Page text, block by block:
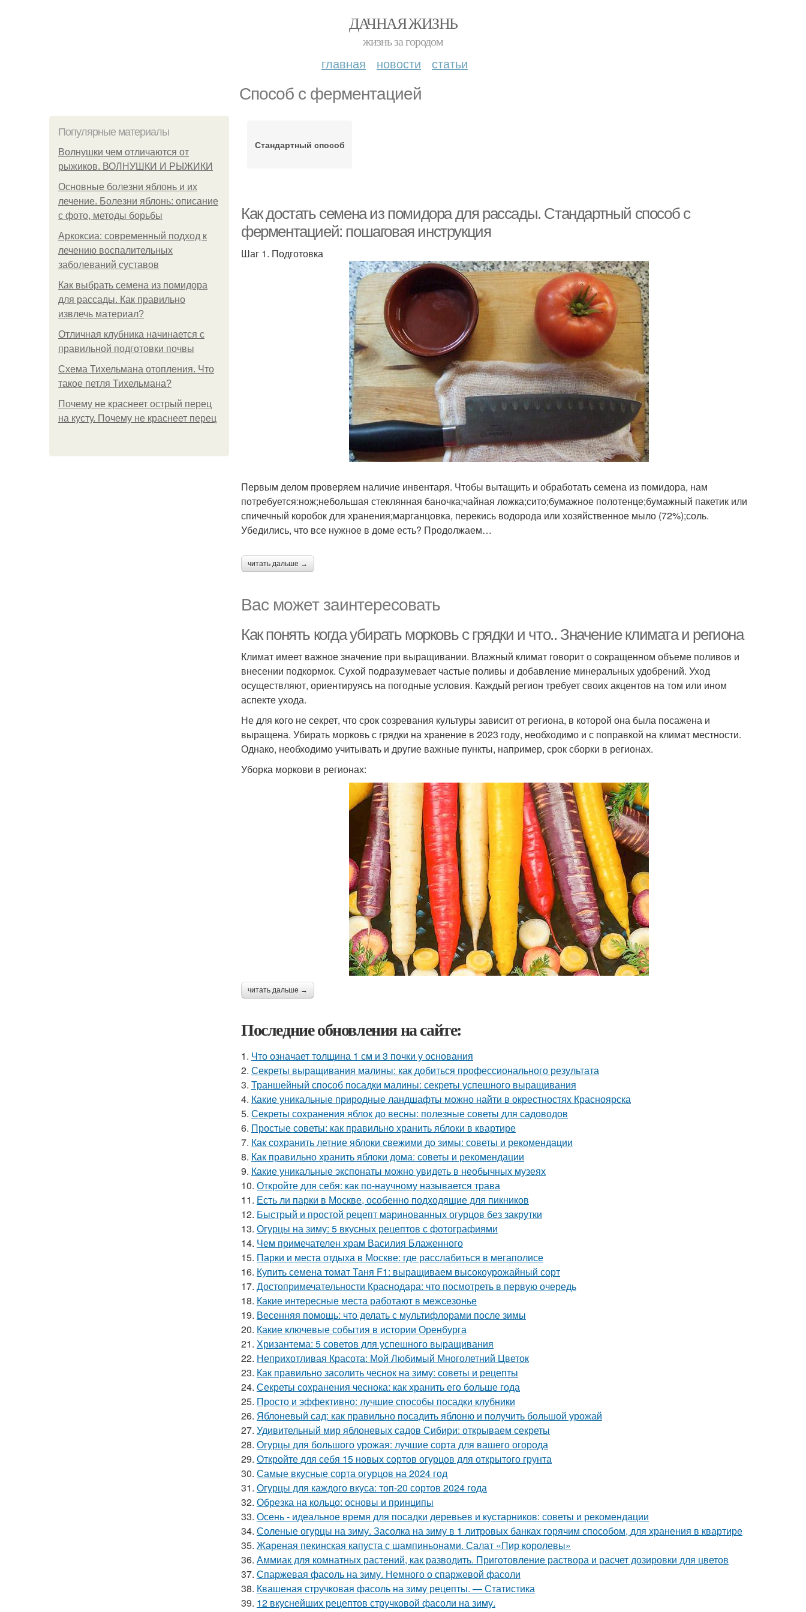
ДАЧНАЯ ЖИЗНЬ
жизнь за городом
главная новости статьи
Способ с ферментацией
Популярные материалы
Волнушки чем отличаются от
рыжиков. ВОЛНУШКИ И РЫЖИКИ
Основные болезни яблонь и их
лечение. Болезни яблонь: описание
с фото, методы борьбы
Аркоксиа: современный подход к
лечению воспалительных
заболеваний суставов
Как выбрать семена из помидора
для рассады. Как правильно
извлечь материал?
Отличная клубника начинается с
правильной подготовки почвы
Схема Тихельмана отопления. Что
такое петля Тихельмана?
Почему не краснеет острый перец
на кусту. Почему не краснеет перец
Стандартный способ
Как достать семена из помидора для рассады. Стандартный способ с
ферментацией: пошаговая инструкция
Шаг 1. Подготовка
Первым делом проверяем наличие инвентаря. Чтобы вытащить и обработать семена из помидора, нам
потребуется:нож;небольшая стеклянная баночка;чайная ложка;сито;бумажное полотенце;бумажный пакетик или
спичечный коробок для хранения;марганцовка, перекись водорода или хозяйственное мыло (72%);соль.
Убедились, что все нужное в доме есть? Продолжаем…
читать дальше →
Вас может заинтересовать
Как понять когда убирать морковь с грядки и что.. Значение климата и региона
Климат имеет важное значение при выращивании. Влажный климат говорит о сокращенном объеме поливов и
внесении подкормок. Сухой подразумевает частые поливы и добавление минеральных удобрений. Уход
осуществляют, ориентируясь на погодные условия. Каждый регион требует своих акцентов на том или ином
аспекте ухода.
Не для кого не секрет, что срок созревания культуры зависит от региона, в которой она была посажена и
выращена. Убирать морковь с грядки на хранение в 2023 году, необходимо и с поправкой на климат местности.
Однако, необходимо учитывать и другие важные пункты, например, срок сборки в регионах.
Уборка моркови в регионах:
читать дальше →
Последние обновления на сайте:
1. Что означает толщина 1 см и 3 почки у основания
2. Секреты выращивания малины: как добиться профессионального результата
3. Траншейный способ посадки малины: секреты успешного выращивания
4. Какие уникальные природные ландшафты можно найти в окрестностях Красноярска
5. Секреты сохранения яблок до весны: полезные советы для садоводов
6. Простые советы: как правильно хранить яблоки в квартире
7. Как сохранить летние яблоки свежими до зимы: советы и рекомендации
8. Как правильно хранить яблоки дома: советы и рекомендации
9. Какие уникальные экспонаты можно увидеть в необычных музеях
10. Откройте для себя: как по-научному называется трава
11. Есть ли парки в Москве, особенно подходящие для пикников
12. Быстрый и простой рецепт маринованных огурцов без закрутки
13. Огурцы на зиму: 5 вкусных рецептов с фотографиями
14. Чем примечателен храм Василия Блаженного
15. Парки и места отдыха в Москве: где расслабиться в мегаполисе
16. Купить семена томат Таня F1: выращиваем высокоурожайный сорт
17. Достопримечательности Краснодара: что посмотреть в первую очередь
18. Какие интересные места работают в межсезонье
19. Весенняя помощь: что делать с мультифлорами после зимы
20. Какие ключевые события в истории Оренбурга
21. Хризантема: 5 советов для успешного выращивания
22. Неприхотливая Красота: Мой Любимый Многолетний Цветок
23. Как правильно засолить чеснок на зиму: советы и рецепты
24. Секреты сохранения чеснока: как хранить его больше года
25. Просто и эффективно: лучшие способы посадки клубники
26. Яблоневый сад: как правильно посадить яблоню и получить большой урожай
27. Удивительный мир яблоневых садов Сибири: открываем секреты
28. Огурцы для большого урожая: лучшие сорта для вашего огорода
29. Откройте для себя 15 новых сортов огурцов для открытого грунта
30. Самые вкусные сорта огурцов на 2024 год
31. Огурцы для каждого вкуса: топ-20 сортов 2024 года
32. Обрезка на кольцо: основы и принципы
33. Осень - идеальное время для посадки деревьев и кустарников: советы и рекомендации
34. Соленые огурцы на зиму. Засолка на зиму в 1 литровых банках горячим способом, для хранения в квартире
35. Жареная пекинская капуста с шампиньонами. Салат «Пир королевы»
36. Аммиак для комнатных растений, как разводить. Приготовление раствора и расчет дозировки для цветов
37. Спаржевая фасоль на зиму. Немного о спаржевой фасоли
38. Квашеная стручковая фасоль на зиму рецепты. — Статистика
39. 12 вкуснейших рецептов стручковой фасоли на зиму.